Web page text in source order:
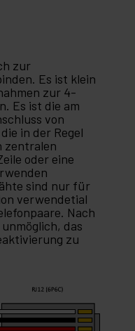
zur
Es ist klein
zur 4-
Es ist die am
von
in der Regel
zentralen
oder eine
sind nur für
verwendetial
Nach
das
zu